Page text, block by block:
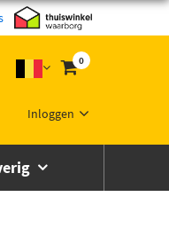
0
Inloggen